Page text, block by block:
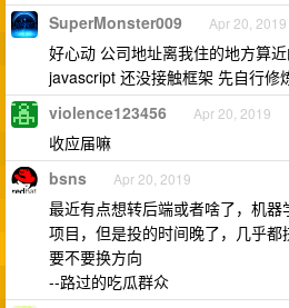
SuperMonster009 Apr 20,
好心动 公司地址离我住的地方算
javascript 还没接触框架 先自行修
violence123456 Apr 20, 2019
收应届嘛
bsns Apr 20, 2019
最近有点想转后端或者啥了，机
项目，但是投的时间晚了，几乎
要不要换方向
--路过的吃瓜群众